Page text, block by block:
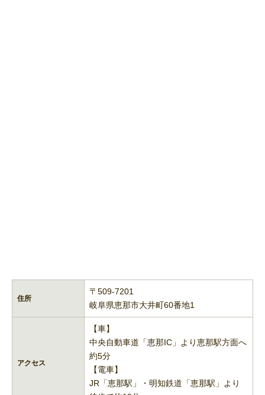
住所
〒509-7201
岐阜県恵那市大井町60番地1
アクセス
【車】
中央自動車道「恵那IC」より恵那駅方面へ
約5分
【電車】
JR「恵那駅」・明知鉄道「恵那駅」より